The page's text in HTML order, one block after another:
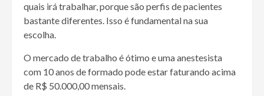
quais irá trabalhar, porque são perfis de pacientes
bastante diferentes. Isso é fundamental na sua
escolha.
O mercado de trabalho é ótimo e uma anestesista
com 10 anos de formado pode estar faturando acima
de R$ 50.000,00 mensais.